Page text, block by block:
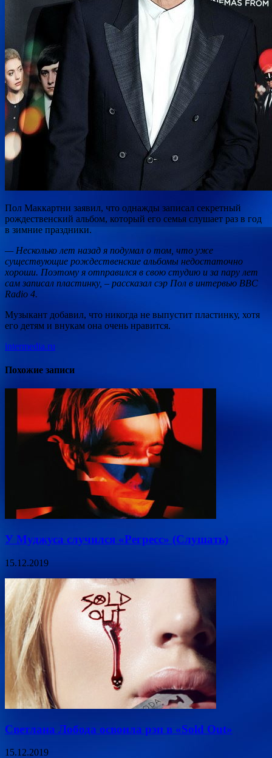
Пол Маккартни заявил, что однажды записал секретный
рождественский альбом, который его семья слушает раз в год
в зимние праздники.
— Несколько лет назад я подумал о том, что уже
существующие рождественские альбомы недостаточно
хороши. Поэтому я отправился в свою студию и за пару лет
сам записал пластинку, – рассказал сэр Пол в интервью BBC
Radio 4.
Музыкант добавил, что никогда не выпустит пластинку, хотя
его детям и внукам она очень нравится.
intermedia.ru
Похожие записи
У Муджуса случился «Регресс» (Слушать)
15.12.2019
Светлана Лобода освоила рэп в «Sold Out»
15.12.2019